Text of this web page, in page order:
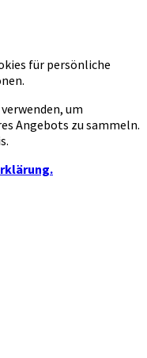
für persönliche
um
Angebots zu sammeln.